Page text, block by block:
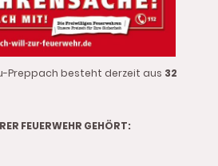
Preppach besteht derzeit aus 32
FEUERWEHR GEHÖRT: